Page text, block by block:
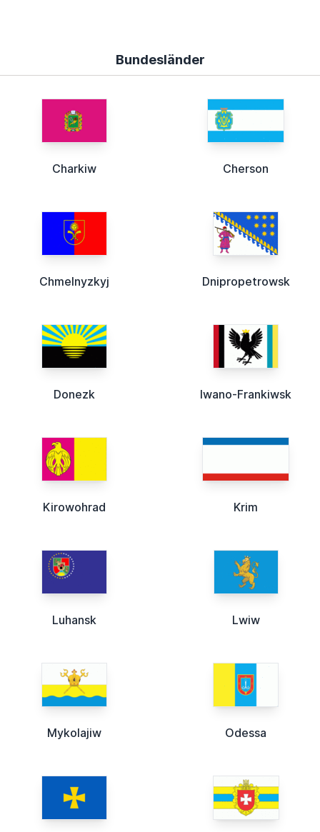
Bundesländer
Charkiw Cherson
Chmelnyzkyj Dnipropetrowsk
Donezk Iwano-Frankiwsk
Kirowohrad Krim
Luhansk Lwiw
Mykolajiw Odessa